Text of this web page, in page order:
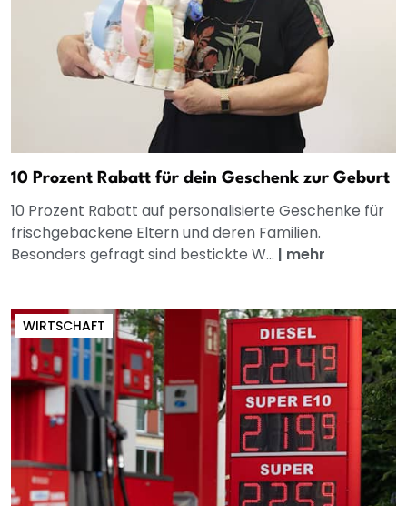
10 Prozent Rabatt für dein Geschenk zur Geburt
10 Prozent Rabatt auf personalisierte Geschenke für
frischgebackene Eltern und deren Familien.
Besonders gefragt sind bestickte W... | mehr
WIRTSCHAFT